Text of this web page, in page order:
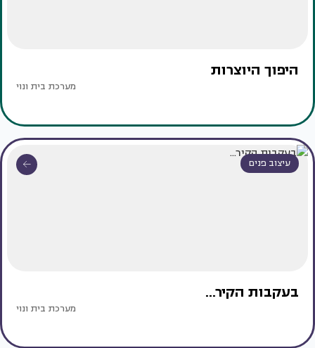
היפוך היוצרות
מערכת בית ונוי
עיצוב פנים
בעקבות הקיר...
מערכת בית ונוי